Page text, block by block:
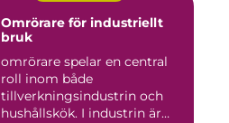
Omrörare för industriellt
bruk
omrörare spelar en central
roll inom både
tillverkningsindustrin och
hushållskök. I industrin är